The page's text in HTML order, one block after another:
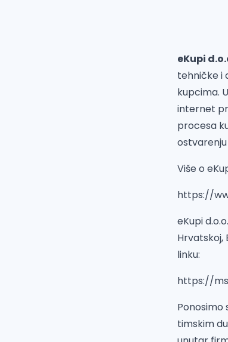
eKupi
tehničke i
kupcima.
internet
procesa
Više o
https://
eKupi
Hrvatskoj,
linku:
https://
Ponosimo
timskim